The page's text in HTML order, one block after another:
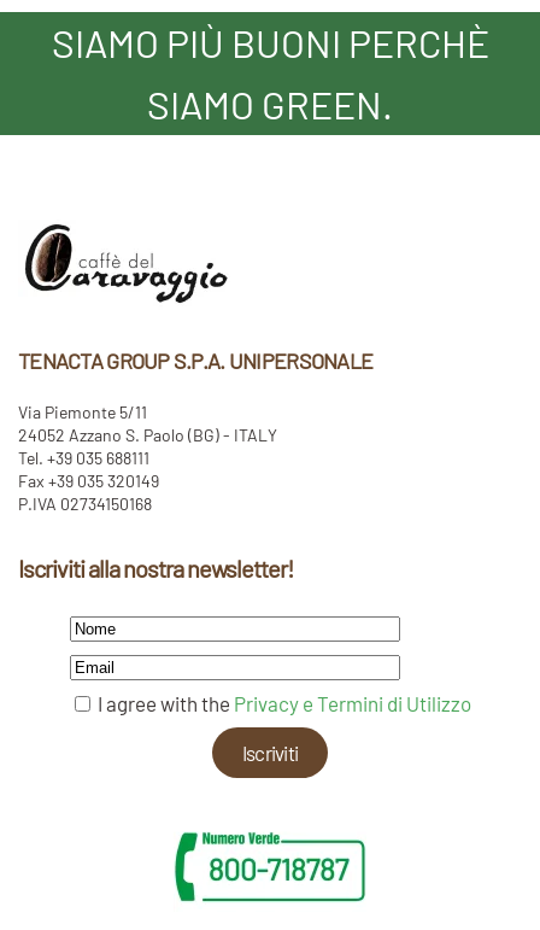
SIAMO PIÙ BUONI PERCHÈ
SIAMO GREEN.
TENACTA GROUP S.P.A. UNIPERSONALE
Via Piemonte 5/11
24052 Azzano S. Paolo (BG) - ITALY
Tel. +39 035 688111
Fax +39 035 320149
P.IVA 02734150168
Iscriviti alla nostra newsletter!
I agree with the Privacy e Termini di Utilizzo